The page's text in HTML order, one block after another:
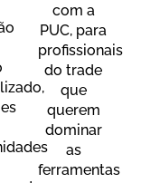
com a
PUC, para
profissionais
do trade
que
querem
dominar
as
ferramentas